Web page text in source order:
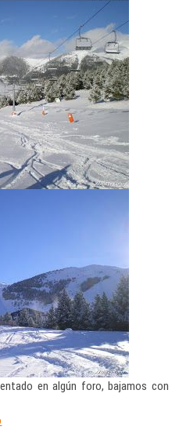
en algún foro, bajamos con